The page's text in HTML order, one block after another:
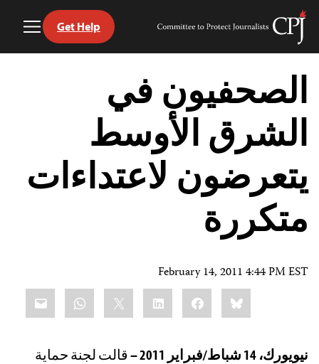
Skip
content
Committee
Journalists
Get Help
الصحفيون في
الشرق الأوسط
يتعرضون لاعتداءات
متكررة
February 14, 2011 4:44 PM EST
Bluesky
Facebook
LinkedIn
نيويورك، 14 شباط/فبراير 2011 –
قالت لجنة حماية